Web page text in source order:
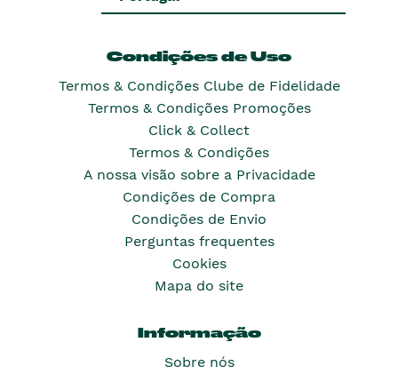
Condições de Uso
Termos & Condições Clube de Fidelidade
Termos & Condições Promoções
Click & Collect
Termos & Condições
A nossa visão sobre a Privacidade
Condições de Compra
Condições de Envio
Perguntas frequentes
Cookies
Mapa do site
Informação
Sobre nós